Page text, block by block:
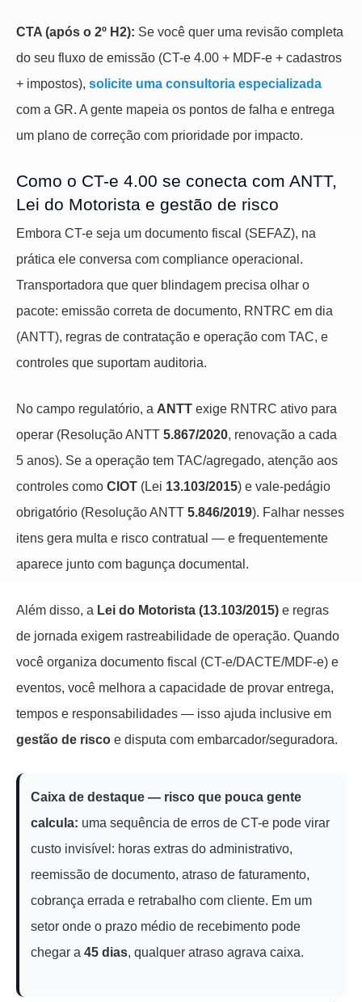
CTA (após o 2º H2): Se você quer uma revisão completa
do seu fluxo de emissão (CT-e 4.00 + MDF-e + cadastros
+ impostos), solicite uma consultoria especializada
com a GR. A gente mapeia os pontos de falha e entrega
um plano de correção com prioridade por impacto.
Como o CT-e 4.00 se conecta com ANTT,
Lei do Motorista e gestão de risco
Embora CT-e seja um documento fiscal (SEFAZ), na
prática ele conversa com compliance operacional.
Transportadora que quer blindagem precisa olhar o
pacote: emissão correta de documento, RNTRC em dia
(ANTT), regras de contratação e operação com TAC, e
controles que suportam auditoria.
No campo regulatório, a ANTT exige RNTRC ativo para
operar (Resolução ANTT 5.867/2020, renovação a cada
5 anos). Se a operação tem TAC/agregado, atenção aos
controles como CIOT (Lei 13.103/2015) e vale-pedágio
obrigatório (Resolução ANTT 5.846/2019). Falhar nesses
itens gera multa e risco contratual — e frequentemente
aparece junto com bagunça documental.
Além disso, a Lei do Motorista (13.103/2015) e regras
de jornada exigem rastreabilidade de operação. Quando
você organiza documento fiscal (CT-e/DACTE/MDF-e) e
eventos, você melhora a capacidade de provar entrega,
tempos e responsabilidades — isso ajuda inclusive em
gestão de risco e disputa com embarcador/seguradora.
Caixa de destaque — risco que pouca gente
calcula: uma sequência de erros de CT-e pode virar
custo invisível: horas extras do administrativo,
reemissão de documento, atraso de faturamento,
cobrança errada e retrabalho com cliente. Em um
setor onde o prazo médio de recebimento pode
chegar a 45 dias, qualquer atraso agrava caixa.